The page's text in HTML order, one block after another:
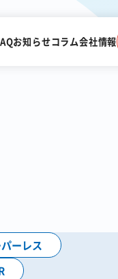
お知らせコラム会社情報
電話連動
顧客管理システム
ーレス